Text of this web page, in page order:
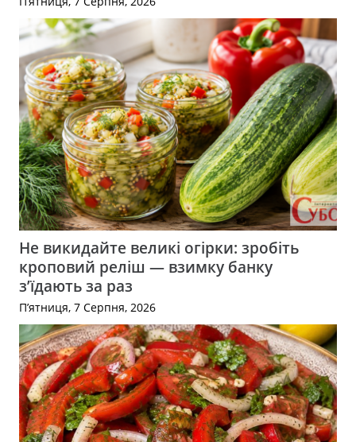
Не викидайте великі огірки: зробіть
кроповий реліш — взимку банку
з’їдають за раз
П’ятниця, 7 Серпня, 2026